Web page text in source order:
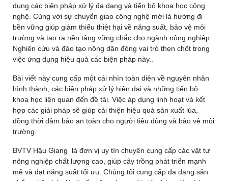
dụng các biện pháp xử lý đa dạng và tiến bộ khoa học công
nghệ. Cùng với sự chuyển giao công nghệ mới là hướng đi
bền vững giúp giảm thiểu thiệt hại về năng suất, bảo vệ môi
trường và tạo ra nền tảng vững chắc cho ngành nông nghiệp.
Nghiên cứu và đào tạo nông dân đóng vai trò then chốt trong
việc ứng dụng hiệu quả các biện pháp này..
Bài viết này cung cấp một cái nhìn toàn diện về nguyên nhân
hình thành, các biện pháp xử lý hiện đại và những tiến bộ
khoa học liên quan đến đề tài. Việc áp dụng linh hoạt và kết
hợp các giải pháp sẽ giúp cải thiện hiệu quả sản xuất lúa,
đồng thời đảm bảo an toàn cho người tiêu dùng và bảo vệ môi
trường.
BVTV Hậu Giang là đơn vị uy tín chuyên cung cấp các vật tư
nông nghiệp chất lượng cao, giúp cây trồng phát triển mạnh
mẽ và đạt năng suất tối ưu. Chúng tôi cung cấp đa dạng sản